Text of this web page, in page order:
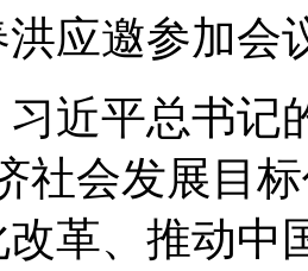
应邀参加会
近平总书记
社会发展目
革、推动中